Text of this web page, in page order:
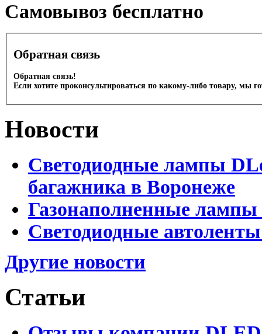
Cамовывоз бесплатно
Обратная связь
Обратная связь!
Если хотите проконсультироваться по какому-либо товару, мы
Новости
Светодиодные лампы
багажника в Воронеже
Газонаполненные
Светодиодные
Другие новости
Статьи